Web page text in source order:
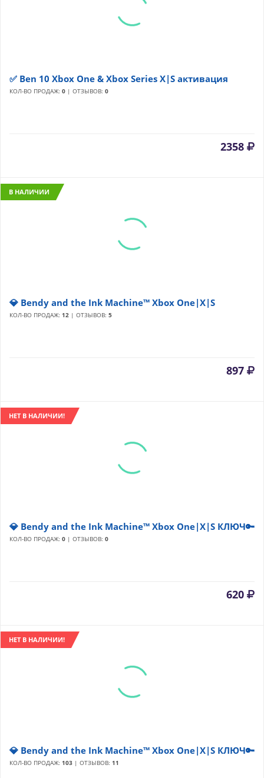
✅ Ben 10 Xbox One & Xbox Series X|S активация
КОЛ-ВО ПРОДАЖ: 0 | ОТЗЫВОВ: 0
2358
В НАЛИЧИИ
💎 Bendy and the Ink Machine™ Xbox One|X|S
КОЛ-ВО ПРОДАЖ: 12 | ОТЗЫВОВ: 5
897
НЕТ В НАЛИЧИИ!
💎 Bendy and the Ink Machine™ Xbox One|X|S КЛЮЧ🔑
КОЛ-ВО ПРОДАЖ: 0 | ОТЗЫВОВ: 0
620
НЕТ В НАЛИЧИИ!
💎 Bendy and the Ink Machine™ Xbox One|X|S КЛЮЧ🔑
КОЛ-ВО ПРОДАЖ: 103 | ОТЗЫВОВ: 11